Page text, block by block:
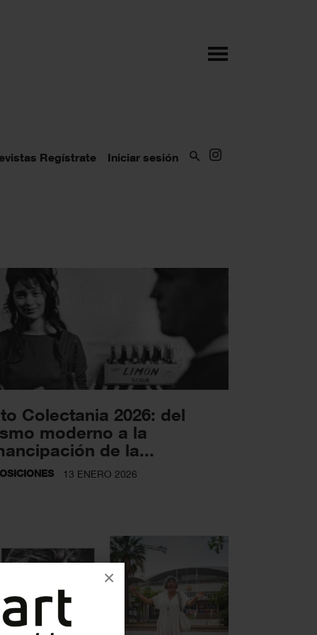
×
Regístrate Iniciar sesión
Colectania 2026: del
moderno a la
de la...
13 ENERO 2026